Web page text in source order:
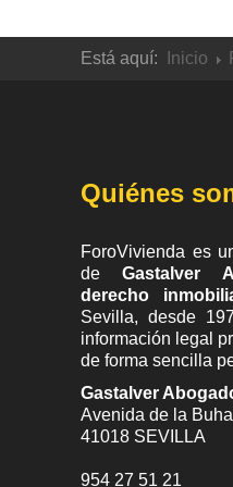
Está aquí: Inicio
Quiénes
ForoVivienda es
deGastalver
derecho
Sevilla, desde
información legal
de forma sencilla
Gastalver
Avenida de la
41018 SEVILLA
954 27 51 21